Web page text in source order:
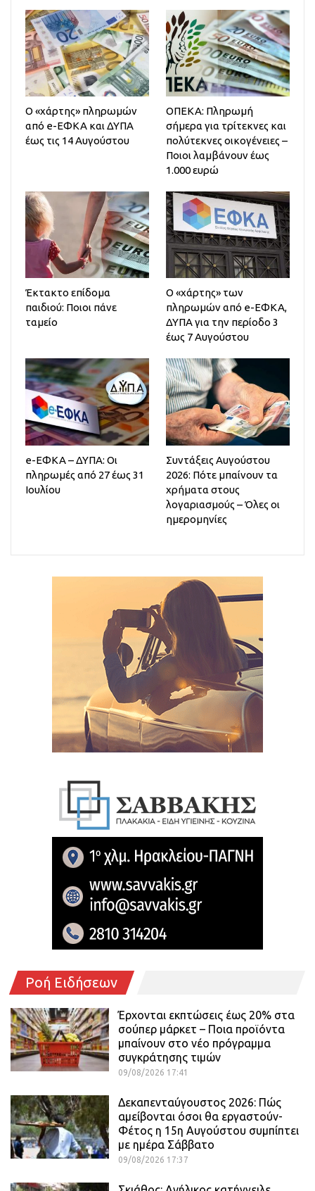
Ο «χάρτης» πληρωμών
από e-ΕΦΚΑ και ΔΥΠΑ
έως τις 14 Αυγούστου
ΟΠΕΚΑ: Πληρωμή
σήμερα για τρίτεκνες και
πολύτεκνες οικογένειες –
Ποιοι λαμβάνουν έως
1.000 ευρώ
Έκτακτο επίδομα
παιδιού: Ποιοι πάνε
ταμείο
Ο «χάρτης» των
πληρωμών από e-ΕΦΚΑ,
ΔΥΠΑ για την περίοδο 3
έως 7 Αυγούστου
e-ΕΦΚΑ – ΔΥΠΑ: Οι
πληρωμές από 27 έως 31
Ιουλίου
Συντάξεις Αυγούστου
2026: Πότε μπαίνουν τα
χρήματα στους
λογαριασμούς – Όλες οι
ημερομηνίες
Ροή Ειδήσεων
Έρχονται εκπτώσεις έως 20% στα
σούπερ μάρκετ – Ποια προϊόντα
μπαίνουν στο νέο πρόγραμμα
συγκράτησης τιμών
09/08/2026 17:41
Δεκαπενταύγουστος 2026: Πώς
αμείβονται όσοι θα εργαστούν-
Φέτος η 15η Αυγούστου συμπίπτει
με ημέρα Σάββατο
09/08/2026 17:37